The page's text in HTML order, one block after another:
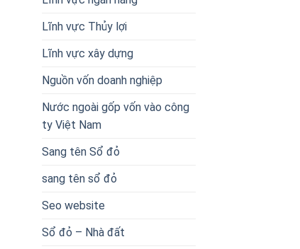
Lĩnh vực Thủy lợi
Lĩnh vực xây dựng
Nguồn vốn doanh nghiệp
Nước ngoài gốp vốn vào công
ty Việt Nam
Sang tên Sổ đỏ
sang tên sổ đỏ
Seo website
Sổ đỏ – Nhà đất